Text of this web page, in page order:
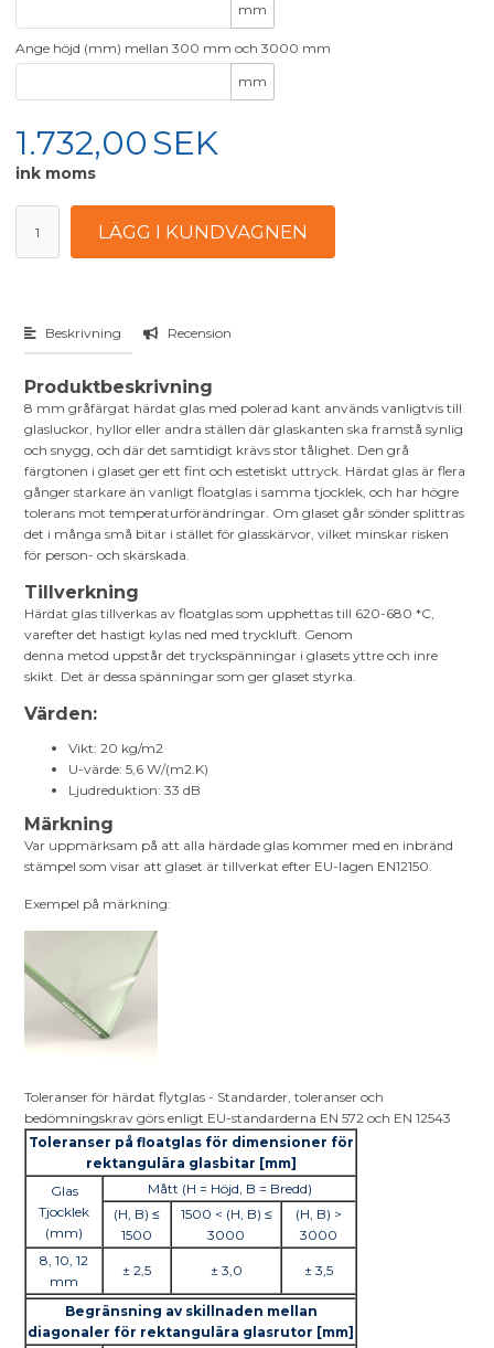
mm
Ange höjd (mm) mellan 300 mm och 3000 mm
mm
1.732,00SEK
ink moms
Beskrivning Recension
Produktbeskrivning
8 mm gråfärgat härdat glas med polerad kant används vanligtvis till
glasluckor, hyllor eller andra ställen där glaskanten ska framstå synlig
och snygg, och där det samtidigt krävs stor tålighet. Den grå
färgtonen i glaset ger ett fint och estetiskt uttryck. Härdat glas är flera
gånger starkare än vanligt floatglas i samma tjocklek, och har högre
tolerans mot temperaturförändringar. Om glaset går sönder splittras
det i många små bitar i stället för glasskärvor, vilket minskar risken
för person- och skärskada.
Tillverkning
Härdat glas tillverkas av floatglas som upphettas till 620-680 *C,
varefter det hastigt kylas ned med tryckluft. Genom
denna metod uppstår det tryckspänningar i glasets yttre och inre
skikt. Det är dessa spänningar som ger glaset styrka.
Värden:
Vikt: 20 kg/m2
U-värde: 5,6 W/(m2.K)
Ljudreduktion: 33 dB
Märkning
Var uppmärksam på att alla härdade glas kommer med en inbränd
stämpel som visar att glaset är tillverkat efter EU-lagen EN12150.
Exempel på märkning:
Toleranser för härdat flytglas - Standarder, toleranser och
bedömningskrav görs enligt EU-standarderna EN 572 och EN 12543
Toleranser på floatglas för dimensioner för
rektangulära glasbitar [mm]
Glas
Tjocklek
(mm)
Mått (H = Höjd, B = Bredd)
(H, B) ≤
1500
1500 < (H, B) ≤
3000
(H, B) >
3000
8, 10, 12
mm
± 2,5 ± 3,0 ± 3,5
Begränsning av skillnaden mellan
diagonaler för rektangulära glasrutor [mm]